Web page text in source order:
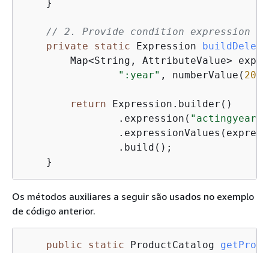
    }
// 2. Provide condition expression
private
static Expression
Map<String, AttributeValue>
":year" , numberValue( 2013
return Expression.builder()
                .expression(
"actingyear
                .build();
    }
Os métodos auxiliares a seguir são usados no exemplo
de código anterior.
public static ProductCatalog